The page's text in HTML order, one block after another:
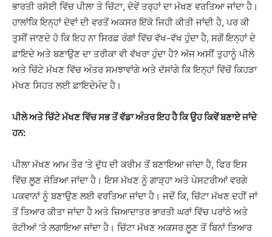
ਭਾਰਤੀ ਰਸੋਈ ਵਿੱਚ ਪੀਲਾ ਤੇ ਚਿੱਟਾ, ਦੋਵੇਂ ਤਰ੍ਹਾਂ ਦਾ ਮੱਖਣ ਵਰਤਿਆ ਜਾਂਦਾ ਹੈ।
ਹਾਲਾਂਕਿ ਇਨ੍ਹਾਂ ਦੋਵਾਂ ਦੀ ਵਰਤੋਂ ਅਕਸਰ ਇੱਕੋ ਜਿਹੀ ਕੀਤੀ ਜਾਂਦੀ ਹੈ, ਪਰ ਕੀ
ਤੁਸੀਂ ਜਾਣਦੇ ਹੋ ਕਿ ਇਹ ਨਾ ਸਿਰਫ਼ ਰੰਗਾਂ ਵਿੱਚ ਵੱਖ-ਵੱਖ ਹੁੰਦਾ ਹੈ, ਸਗੋਂ ਇਨ੍ਹਾਂ ਦੇ
ਫ਼ਾਇਦੇ ਅਤੇ ਬਣਾਉਣ ਦਾ ਤਰੀਕਾ ਵੀ ਵੱਖਰਾ ਹੁੰਦਾਹੈ? ਅੱਜ ਅਸੀਂ ਤੁਹਾਨੂੰ ਪੀਲੇ
ਅਤੇ ਚਿੱਟੇ ਮੱਖਣ ਵਿੱਚ ਅੰਤਰ ਸਮਝਾਵਾਂਗੇ ਅਤੇ ਦੱਸਾਂਗੇ ਕਿ ਇਨ੍ਹਾਂ ਵਿੱਚੋਂ ਕਿਹੜਾ
ਮੱਖਣ ਸਿਹਤ ਲਈਫ਼ਾਇਦੇਮੰਦ ਹੈ।
ਪੀਲੇ ਅਤੇ ਚਿੱਟੇ ਮੱਖਣ ਵਿੱਚ ਸਭ ਤੋਂ ਵੱਡਾ ਅੰਤਰ ਇਹ ਹੈ ਕਿ ਉਹ ਕਿਵੇਂ ਬਣਾਏ ਜਾਂਦੇ
ਹਨ:
ਪੀਲਾ ਮੱਖਣ ਆਮ ਤੌਰ ‘ਤੇ ਦੁੱਧ ਦੀ ਕਰੀਮ ਤੋਂ ਬਣਾਇਆ ਜਾਂਦਾ ਹੈ, ਫਿਰ ਇਸ
ਵਿੱਚ ਲੂਣ ਜੋੜਿਆ ਜਾਂਦਾ ਹੈ। ਇਸ ਮੱਖਣ ਨੂੰ ਗਾੜ੍ਹਾ ਅਤੇ ਪੇਸਟਰੀਆਂ ਵਰਗੇ
ਪਕਵਾਨਾਂ ਨੂੰ ਬਣਾਉਣ ਲਈ ਵਰਤਿਆ ਜਾਂਦਾ ਹੈ। ਜਦੋਂ ਕਿ, ਚਿੱਟਾ ਮੱਖਣ ਦਹੀਂ ਜਾਂ
ਤੋਂ ਤਿਆਰ ਕੀਤਾ ਜਾਂਦਾ ਹੈ ਅਤੇ ਜ਼ਿਆਦਾਤਰ ਭਾਰਤੀ ਘਰਾਂ ਵਿੱਚ ਪਰਾਂਠੇ ਅਤੇ
ਰੋਟੀਆਂ ‘ਤੇ ਲਗਾਇਆ ਜਾਂਦਾ ਹੈ। ਚਿੱਟਾ ਮੱਖਣ ਅਕਸਰ ਲੂਣ ਤੋਂ ਬਿਨਾਂ ਤਿਆਰ